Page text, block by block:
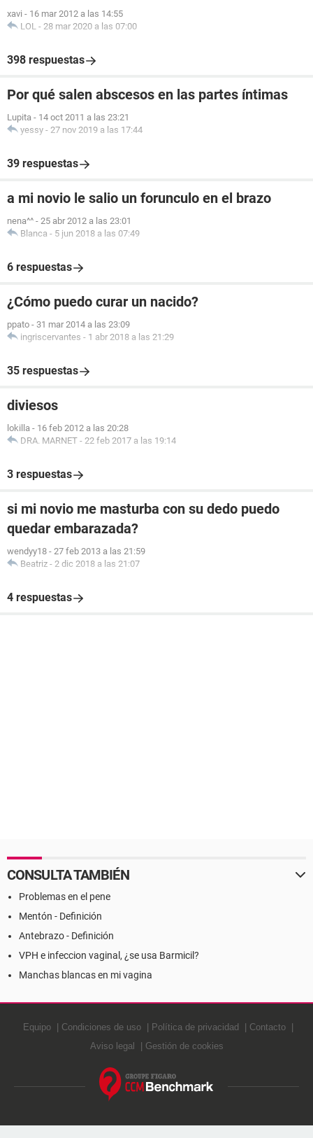
xavi - 16 mar 2012 a las 14:55
LOL - 28 mar 2020 a las 07:00
398 respuestas
Por qué salen abscesos en las partes íntimas
Lupita - 14 oct 2011 a las 23:21
yessy - 27 nov 2019 a las 17:44
39 respuestas
a mi novio le salio un forunculo en el brazo
nena^^ - 25 abr 2012 a las 23:01
Blanca - 5 jun 2018 a las 07:49
6 respuestas
¿Cómo puedo curar un nacido?
ppato - 31 mar 2014 a las 23:09
ingriscervantes - 1 abr 2018 a las 21:29
35 respuestas
diviesos
lokilla - 16 feb 2012 a las 20:28
DRA. MARNET - 22 feb 2017 a las 19:14
3 respuestas
si mi novio me masturba con su dedo puedo
quedar embarazada?
wendyy18 - 27 feb 2013 a las 21:59
Beatriz - 2 dic 2018 a las 21:07
4 respuestas
CONSULTA TAMBIÉN
Problemas en el pene
Mentón - Definición
Antebrazo - Definición
VPH e infeccion vaginal, ¿se usa Barmicil?
Manchas blancas en mi vagina
Equipo Condiciones de uso Política de privacidad
Contacto
Aviso legal
Gestión de cookies